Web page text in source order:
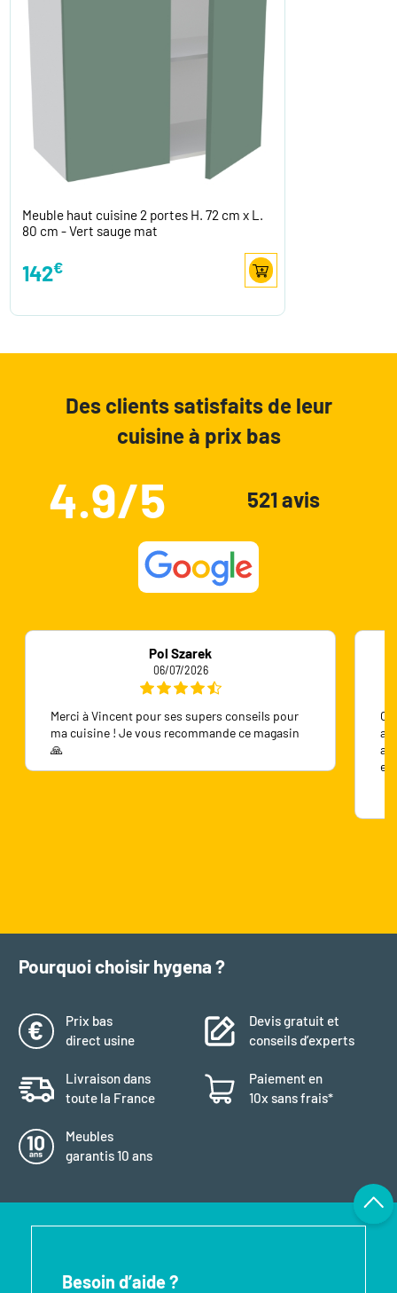
Meuble haut cuisine 2 portes H. 72 cm x L.
80 cm - Vert sauge mat
142€
Des clients satisfaits de leur
cuisine à prix bas
4.9/5 521 avis
Pol Szarek
06/07/2026
Merci à Vincent pour ses supers conseils pour
ma cuisine ! Je vous recommande ce magasin
🙏
Pourquoi choisir hygena ?
Prix bas
direct usine
Devis gratuit et
conseils d’experts
Livraison dans
toute la France
Paiement en
10x sans frais*
Meubles
garantis 10 ans
Besoin d’aide ?